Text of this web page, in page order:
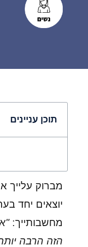
תוכן עניינים
מברוק
יוצאים יחד
מחשבותייך:
הזה הרבה